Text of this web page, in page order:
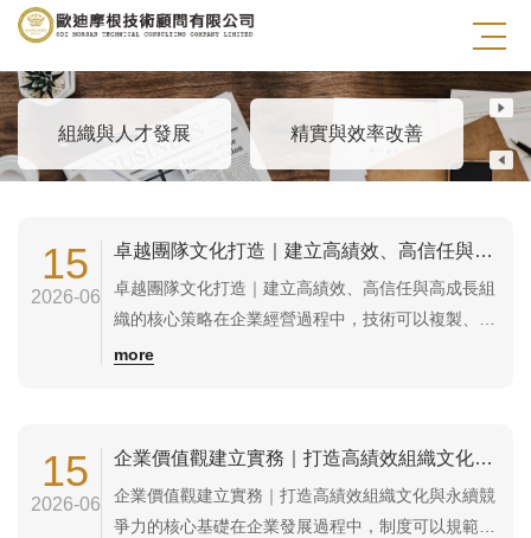
自主管理與文化塑造
組織與人才發展 精實與效率改善 自
15
2026-06
卓越團隊文化打造｜建立高績效、高信任與高成長組織的核心策略
卓越團隊文化打造｜建立高績效、高信任與高成長組
織的核心策略在企業經營過程中，技術可以複製、設
備可以購買、制度可以導入，但真正難以模仿的競爭
卓越團隊文化能夠凝聚組織力量，提升執行力、創
新...
more
15
2026-06
企業價值觀建立實務｜打造高績效組織文化與永續競爭力的核心基礎
企業價值觀建立實務｜打造高績效組織文化與永續競
爭力的核心基礎在企業發展過程中，制度可以規範行